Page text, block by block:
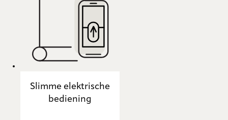
Slimme elektrische
bediening